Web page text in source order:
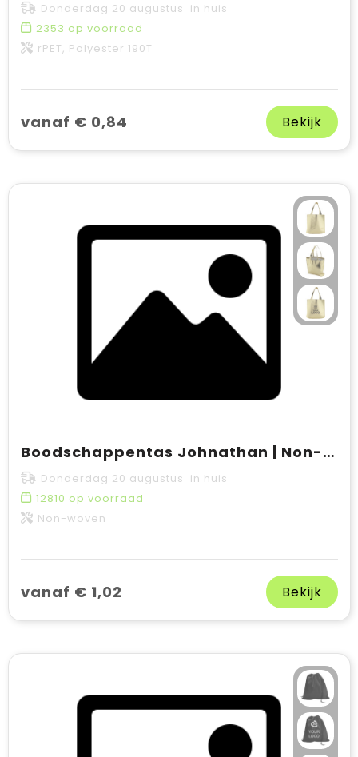
Donderdag 20 augustus in huis
2353 op voorraad
rPET, Polyester 190T
vanaf € 0,84 Bekijk
Boodschappentas Johnathan | Non-woven 80 g/m² | Gelamineerd
Donderdag 20 augustus in huis
12810 op voorraad
Non-woven
vanaf € 1,02 Bekijk